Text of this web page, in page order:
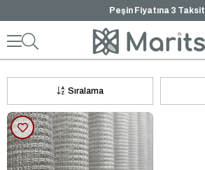
Peşin Fiyatına 3 Taksit
Örme Tül Perde
Sıralama